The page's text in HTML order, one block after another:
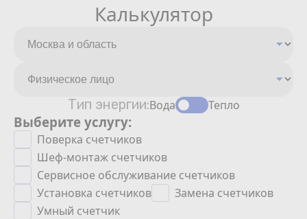
Калькулятор
Тип энергии:Вода Тепло
Выберите услугу:
Поверка счетчиков
Шеф-монтаж счетчиков
Сервисное обслуживание счетчиков
Установка счетчиков
Замена счетчиков
Умный счетчик